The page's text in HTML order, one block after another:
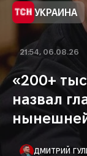
Категория
УКРАИНА
Дата публикации
21:54, 06.08.26
Количество
«200+
назвал
ДМИТРИЙ